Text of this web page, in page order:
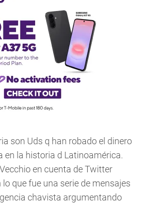
son Uds q han robado el dinero
en la historia d Latinoamérica.
en cuenta de Twitter
que fue una serie de mensajes
chavista argumentando